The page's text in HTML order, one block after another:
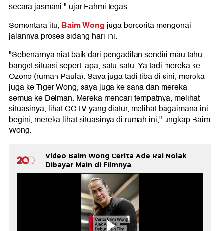
secara jasmani," ujar Fahmi tegas.
Sementara itu, Baim Wongjuga bercerita mengenai
jalannya proses sidang hari ini.
"Sebenarnya niat baik dari pengadilan sendiri mau tahu
banget situasi seperti apa, satu-satu. Ya tadi mereka ke
Ozone (rumah Paula). Saya juga tadi tiba di sini, mereka
juga ke Tiger Wong, saya juga ke sana dan mereka
semua ke Delman. Mereka mencari tempatnya, melihat
situasinya, lihat CCTV yang diatur, melihat bagaimana ini
begini, mereka lihat situasinya di rumah ini," ungkap Baim
Wong.
Video Baim Wong Cerita Ade Rai Nolak
Dibayar Main di Filmnya